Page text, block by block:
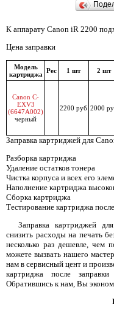
К аппарату Canon iR 2200
Цена заправки
Модель
картриджа Рес 1 шт 2 шт
Canon C-
EXV3
(6647A002)
черный
2200 руб 2000
Заправка картриджей для
Разборка картриджа
Удаление остатков тонера
Чистка корпуса и всех его
Наполнение картриджа
Сборка картриджа
Тестирование картриджа
Заправка картриджей
снизить расходы на печать
несколько раз дешевле, чем
можете вызвать нашего
нам в сервисный цент и
картриджа после
Обратившись к нам, Вы